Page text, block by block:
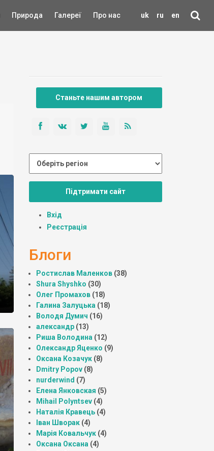
uk ru en
Природа Галереї Про нас
Станьте нашим автором
Підтримати сайт
Вхід
Реєстрація
Блоги
Ростислав Маленков(38)
Shura Shyshko (30)
Олег Промахов(18)
Галина Залуцька (18)
Володя Думич (16)
александр(13)
Риша Володина (12)
Олександр Яценко (9)
Оксана Козачук(8)
Dmitry Popov(8)
nurderwind (7)
Елена Янковская (5)
Mihail Polyntsev(4)
Наталія Кравець(4)
Іван Шворак(4)
Марія Ковальчук(4)
Оксана Оксана (4)